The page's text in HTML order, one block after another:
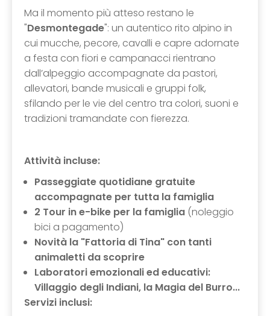
Ma il momento più atteso restano le
"Desmontegade": un autentico rito alpino in
cui mucche, pecore, cavalli e capre adornate
a festa con fiori e campanacci rientrano
dall’alpeggio accompagnate da pastori,
allevatori, bande musicali e gruppi folk,
sfilando per le vie del centro tra colori, suoni e
tradizioni tramandate con fierezza.
Attività incluse:
Passeggiate quotidiane gratuite
accompagnate per tutta la famiglia
2 Tour in e-bike per la famiglia (noleggio
bici a pagamento)
Novità la "Fattoria di Tina" con tanti
animaletti da scoprire
Laboratori emozionali ed educativi:
Villaggio degli Indiani, la Magia del Burro...
Servizi inclusi: